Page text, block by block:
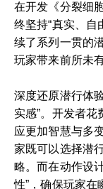
在开发《分裂细
终坚持“真实、自
续了系列一贯的
玩家带来前所未
深度还原潜行体
实感”。开发者
应更加智慧与多
家既可以选择潜
略。而在动作设
性”，确保玩家在